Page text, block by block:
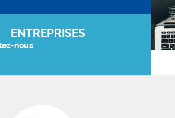
ENTREPRISES
nous